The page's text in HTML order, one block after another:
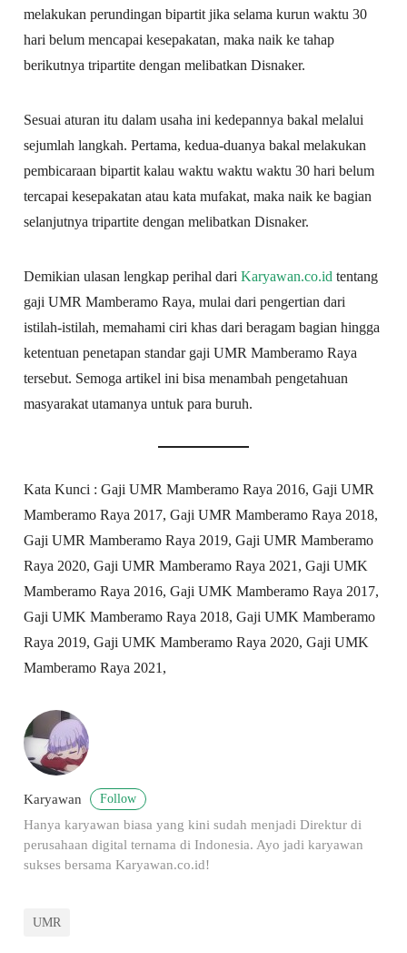
melakukan perundingan bipartit jika selama kurun waktu 30
hari belum mencapai kesepakatan, maka naik ke tahap
berikutnya tripartite dengan melibatkan Disnaker.
Sesuai aturan itu dalam usaha ini kedepannya bakal melalui
sejumlah langkah. Pertama, kedua-duanya bakal melakukan
pembicaraan bipartit kalau waktu waktu waktu 30 hari belum
tercapai kesepakatan atau kata mufakat, maka naik ke bagian
selanjutnya tripartite dengan melibatkan Disnaker.
Demikian ulasan lengkap perihal dariKaryawan.co.id tentang
gaji UMR Mamberamo Raya, mulai dari pengertian dari
istilah-istilah, memahami ciri khas dari beragam bagian hingga
ketentuan penetapan standar gaji UMR Mamberamo Raya
tersebut. Semoga artikel ini bisa menambah pengetahuan
masyarakat utamanya untuk para buruh.
Kata Kunci : Gaji UMR Mamberamo Raya 2016, Gaji UMR
Mamberamo Raya 2017, Gaji UMR Mamberamo Raya 2018,
Gaji UMR Mamberamo Raya 2019, Gaji UMR Mamberamo
Raya 2020, Gaji UMR Mamberamo Raya 2021, Gaji UMK
Mamberamo Raya 2016, Gaji UMK Mamberamo Raya 2017,
Gaji UMK Mamberamo Raya 2018, Gaji UMK Mamberamo
Raya 2019, Gaji UMK Mamberamo Raya 2020, Gaji UMK
Mamberamo Raya 2021,
Karyawan Follow
Hanya karyawan biasa yang kini sudah menjadi Direktur di
perusahaan digital ternama di Indonesia. Ayo jadi karyawan
sukses bersama Karyawan.co.id!
UMR